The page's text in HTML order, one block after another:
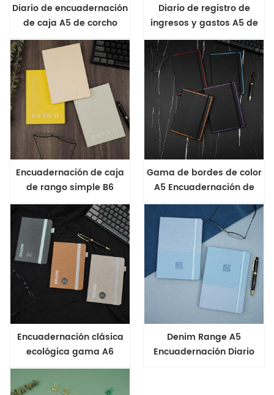
Diario de encuadernación
de caja A5 de corcho
texturizado PU
Diario de registro de
ingresos y gastos A5 de
gama empresarial ligera
Encuadernación de caja
de rango simple B6
Cuaderno de tapa dura
Gama de bordes de color
A5 Encuadernación de
cajas Simple Business
Journal
Encuadernación clásica
ecológica gama A6
Cuaderno de tapa dura
Denim Range A5
Encuadernación Diario